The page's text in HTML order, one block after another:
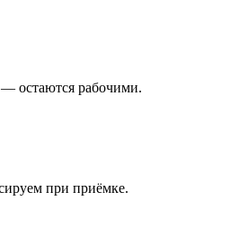
остаются рабочими.
при приёмке.